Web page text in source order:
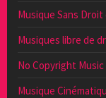
Musique Sans Droit
Musiques libre de
No Copyright Music
Musique